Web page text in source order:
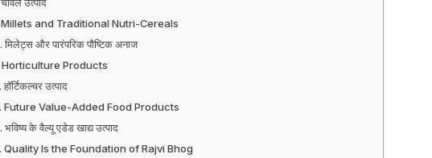
Millets and Traditional Nutri-Cereals
मिलेट्स और पारंपरिक पौष्टिक अनाज
Horticulture Products
हॉर्टिकल्चर उत्पाद
Future Value-Added Food Products
भविष्य के वैल्यू एडेड खाद्य उत्पाद
Quality Is the Foundation of Rajvi Bhog